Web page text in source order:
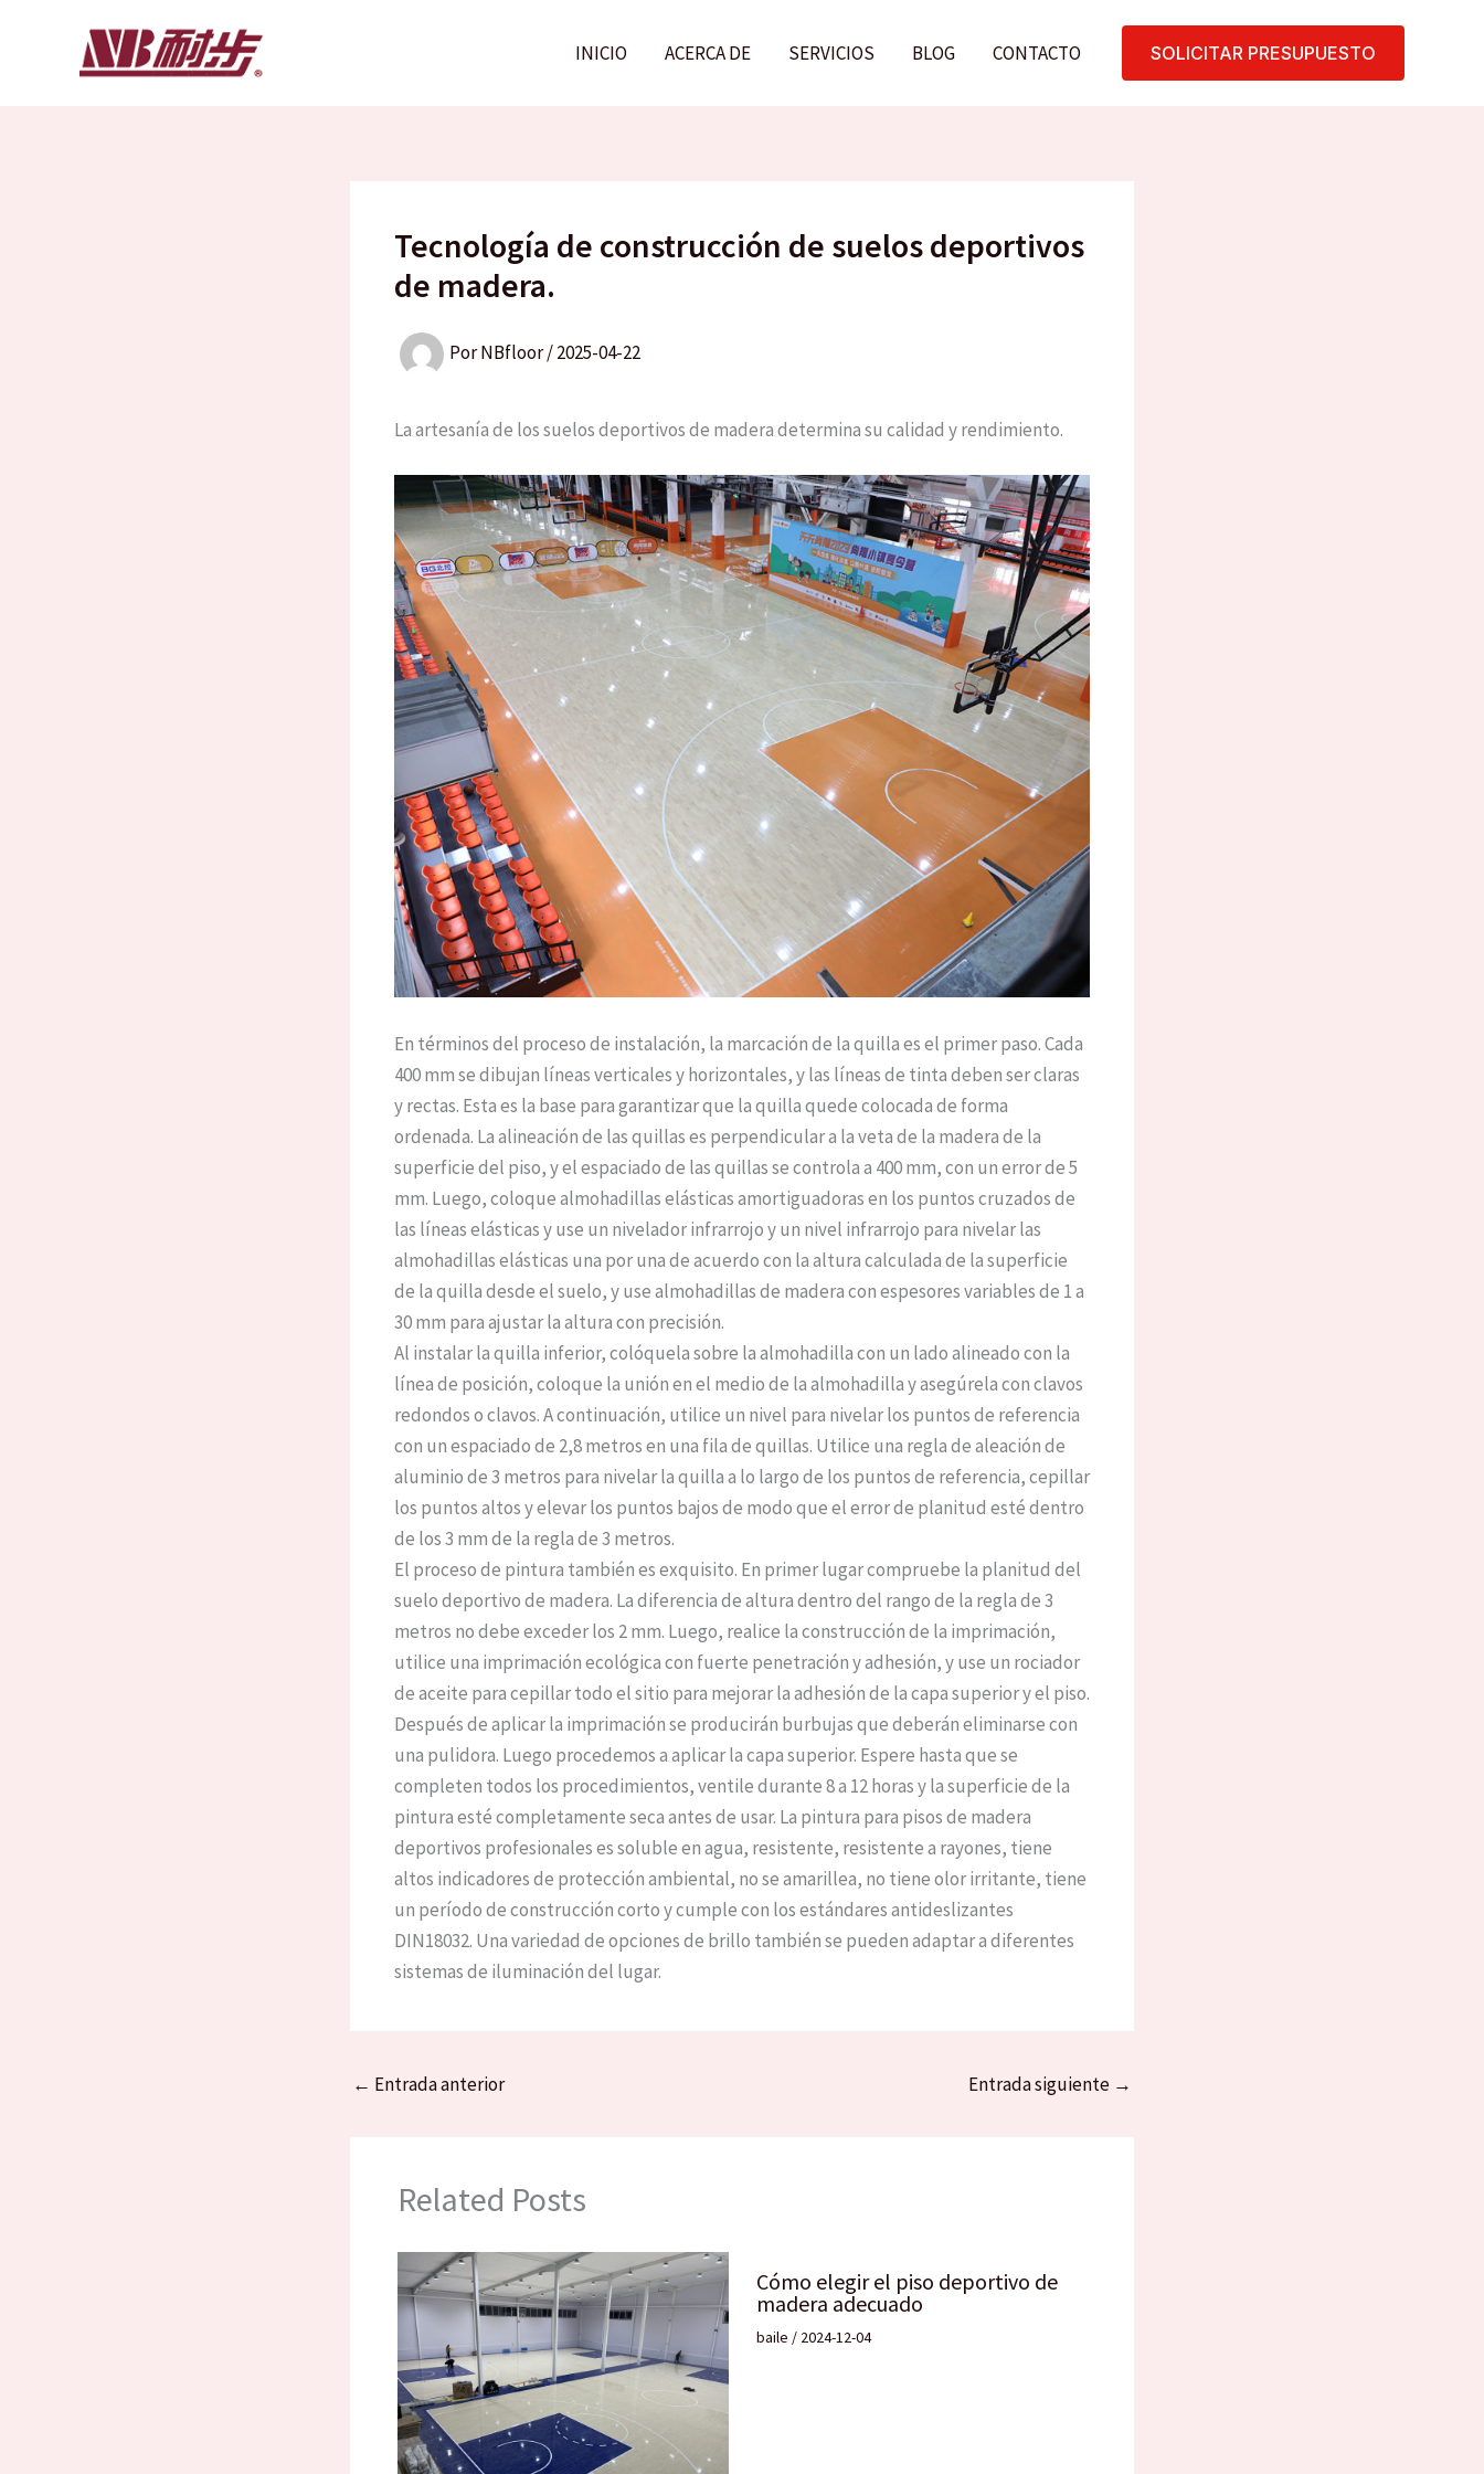
contenido
INICIO ACERCA DE SERVICIOS BLOG CONTACTO SOLICITAR PRESUPUESTO
Tecnología de construcción de suelos deportivos
de madera.
PorNBfloor/2025-04-22
La artesanía de los suelos deportivos de madera determina su calidad y rendimiento.
En términos del proceso de instalación, la marcación de la quilla es el primer paso. Cada
400 mm se dibujan líneas verticales y horizontales, y las líneas de tinta deben ser claras
y rectas. Esta es la base para garantizar que la quilla quede colocada de forma
ordenada. La alineación de las quillas es perpendicular a la veta de la madera de la
superficie del piso, y el espaciado de las quillas se controla a 400 mm, con un error de 5
mm. Luego, coloque almohadillas elásticas amortiguadoras en los puntos cruzados de
las líneas elásticas y use un nivelador infrarrojo y un nivel infrarrojo para nivelar las
almohadillas elásticas una por una de acuerdo con la altura calculada de la superficie
de la quilla desde el suelo, y use almohadillas de madera con espesores variables de 1 a
30 mm para ajustar la altura con precisión.
Al instalar la quilla inferior, colóquela sobre la almohadilla con un lado alineado con la
línea de posición, coloque la unión en el medio de la almohadilla y asegúrela con clavos
redondos o clavos. A continuación, utilice un nivel para nivelar los puntos de referencia
con un espaciado de 2,8 metros en una fila de quillas. Utilice una regla de aleación de
aluminio de 3 metros para nivelar la quilla a lo largo de los puntos de referencia, cepillar
los puntos altos y elevar los puntos bajos de modo que el error de planitud esté dentro
de los 3 mm de la regla de 3 metros.
El proceso de pintura también es exquisito. En primer lugar compruebe la planitud del
suelo deportivo de madera. La diferencia de altura dentro del rango de la regla de 3
metros no debe exceder los 2 mm. Luego, realice la construcción de la imprimación,
utilice una imprimación ecológica con fuerte penetración y adhesión, y use un rociador
de aceite para cepillar todo el sitio para mejorar la adhesión de la capa superior y el piso.
Después de aplicar la imprimación se producirán burbujas que deberán eliminarse con
una pulidora. Luego procedemos a aplicar la capa superior. Espere hasta que se
completen todos los procedimientos, ventile durante 8 a 12 horas y la superficie de la
pintura esté completamente seca antes de usar. La pintura para pisos de madera
deportivos profesionales es soluble en agua, resistente, resistente a rayones, tiene
altos indicadores de protección ambiental, no se amarillea, no tiene olor irritante, tiene
un período de construcción corto y cumple con los estándares antideslizantes
DIN18032. Una variedad de opciones de brillo también se pueden adaptar a diferentes
sistemas de iluminación del lugar.
← Entrada anterior Entrada siguiente →
Related Posts
Cómo elegir el piso deportivo de
madera adecuado
baile / 2024-12-04